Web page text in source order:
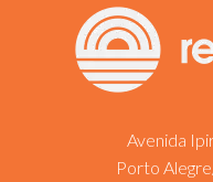
Avenida
Porto